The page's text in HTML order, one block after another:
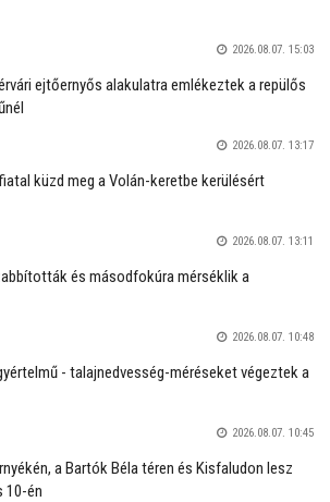
2026.08.07. 15:03
ejtőernyős alakulatra emlékeztek a repülős
2026.08.07. 13:17
küzd meg a Volán-keretbe kerülésért
2026.08.07. 13:11
és másodfokúra mérséklik a
2026.08.07. 10:48
- talajnedvesség-méréseket végeztek a
2026.08.07. 10:45
a Bartók Béla téren és Kisfaludon lesz
10-én